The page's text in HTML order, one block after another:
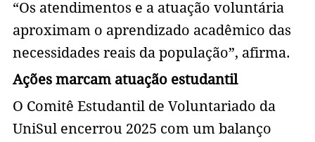
“Os atendimentos e a atuação voluntária
aproximam o aprendizado acadêmico das
necessidades reais da população”, afirma.
Ações marcam atuação estudantil
O Comitê Estudantil de Voluntariado da
UniSul encerrou 2025 com um balanço